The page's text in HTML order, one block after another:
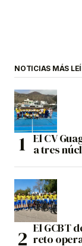
NOTICIAS MÁS
El CV
a tres
El GCBT
reto